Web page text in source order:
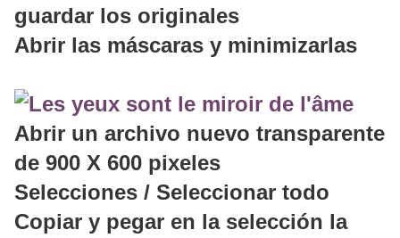
guardar los originales
Abrir las máscaras y minimizarlas
Abrir un archivo nuevo transparente
de 900 X 600 pixeles
Selecciones / Seleccionar todo
Copiar y pegar en la selección la